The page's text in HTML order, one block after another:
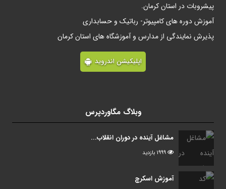
پیشروبات در استان کرمان.
آموزش دوره های کامپیوتر- رباتیک و حسابداری
پذیرش نمایندگی از مدارس و آموزشگاه های استان کرمان
اپلیکیشن اندروید
وبلاگ مگاوردپرس
مشاغل آینده در دوران انقلاب...
1999 بازدید
آموزش اسکرچ